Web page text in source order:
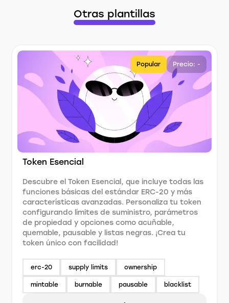
Otras plantillas
Popular Precio: -
Token Esencial
Descubre el Token Esencial, que incluye todas las
funciones básicas del estándar ERC-20 y más
características avanzadas. Personaliza tu token
configurando límites de suministro, parámetros
de propiedad y opciones como acuñable,
quemable, pausable y listas negras. ¡Crea tu
token único con facilidad!
erc-20 supply limits ownership
mintable burnable pausable blacklist